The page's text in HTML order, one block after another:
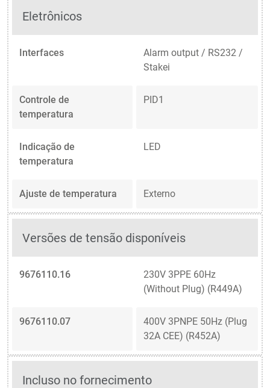
Eletrônicos
Interfaces
Alarm output / RS232 /
Stakei
Controle de
temperatura
PID1
Indicação de
temperatura
LED
Ajuste de temperatura Externo
Versões de tensão disponíveis
9676110.16
230V 3PPE 60Hz
(Without Plug) (R449A)
9676110.07
400V 3PNPE 50Hz (Plug
32A CEE) (R452A)
Incluso no fornecimento